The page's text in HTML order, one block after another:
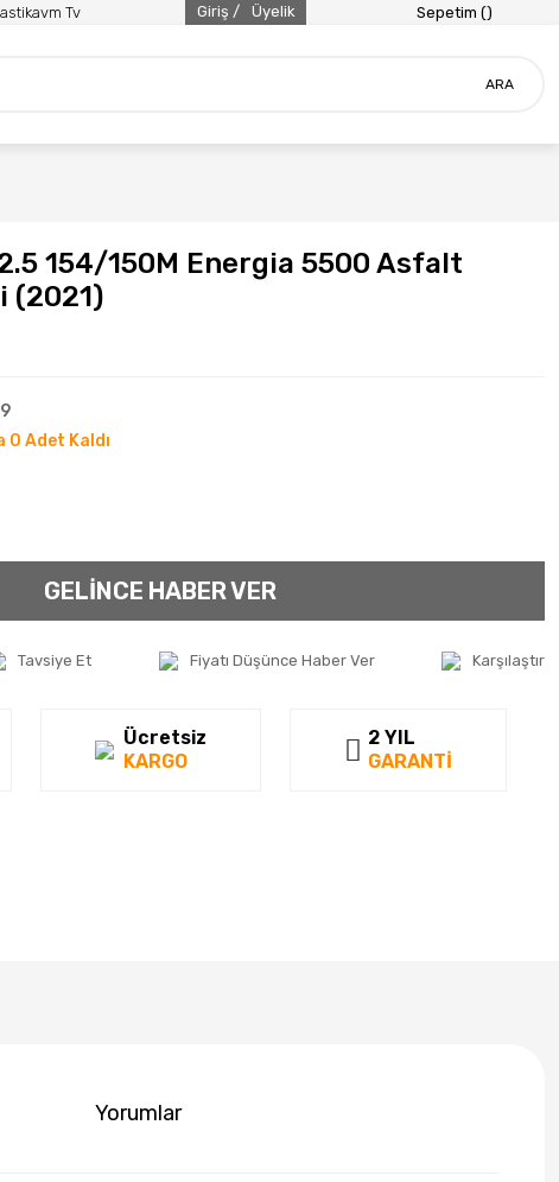
Tv Giriş / Üyelik Sepetim ()
ARA
154/150M Energia 5500 Asfalt
(2021)
0 Adet Kaldı
GELİNCE HABER VER
Tavsiye Et Fiyatı Düşünce Haber Ver Karşılaştır
Ücretsiz
KARGO
2 YIL
GARANTİ
Yorumlar